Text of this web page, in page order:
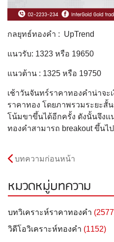
กลยุทธ์ทองคำ : UpTrend
แนวรับ: 1323 หรือ 19650
แนวต้าน : 1325 หรือ 19750
เช้าวันจันทร์ราคาทองคำน่าจะ
ราคาทอง โดยภาพรวมระยะสั้
โน้มขาขึ้นได้อีกครั้ง ดังนั้นจึงเ
ทองคำสามารถ breakout ขึ้นไ
บทความก่อนหน้า
หมวดหมู่บทความ
บทวิเคราะห์ราคาทองคำ
วิดีโอวิเคราะห์ทองคำ (1152)